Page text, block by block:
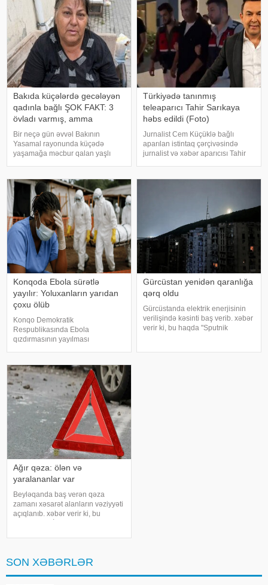
tərəfi qərarla razı olmadığını
bildirərək apellyasiy
Bakıda küçələrdə gecələyən
qadınla bağlı ŞOK FAKT: 3
övladı varmış, amma
Bir neçə gün əvvəl Bakının
Yasamal rayonunda küçədə
yaşamağa məcbur qalan yaşlı
doğurmuşdu. Günlərdir küçədə
gecələyən, çıxılmaz vəziyyətdə
qalan qadının görüntüləri
cəmiyyətd
Türkiyədə tanınmış
teleaparıcı Tahir Sarıkaya
həbs edildi (Foto)
Jurnalist Cem Küçüklə bağlı
aparılan istintaq çərçivəsində
jurnalist və xəbər aparıcısı Tahir
olunub. xəbər verir ki, İstanbul
Konqoda Ebola sürətlə
yayılır: Yoluxanların yarıdan
çoxu ölüb
Konqo Demokratik
Respublikasında Ebola
qızdırmasının yayılması
Figaro" qəzeti Ümumdünya
Səhiyyə Təşkilatına (ÜST)
istinadən məlumat yayıb. ÜST-ni
Gürcüstan yenidən qaranlığa
qərq oldu
Gürcüstanda elektrik enerjisinin
verilişində kəsinti baş verib. xəbər
verir ki, bu haqda "Sputnik
Ağır qəza: ölən və
yaralananlar var
Beyləqanda baş verən qəza
zamanı xəsarət alanların vəziyyəti
açıqlanıb. xəbər verir ki, bu
tarixind
SON XƏBƏRLƏR